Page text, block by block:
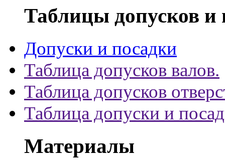
Таблицы допусков и
Допуски и посадки
Таблица допусков валов.
Таблица допусков
Таблица допуски и
Материалы